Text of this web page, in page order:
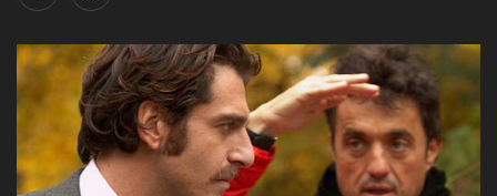
Contatti
La sede
Partner
Rete regionale
Bilancio sociale
Amministrazione
trasparente
Guarda che storia!
La Grazia - Immagini e
location della Torino di Paolo
Sorrentino
Open Day
Ciak in TOur!